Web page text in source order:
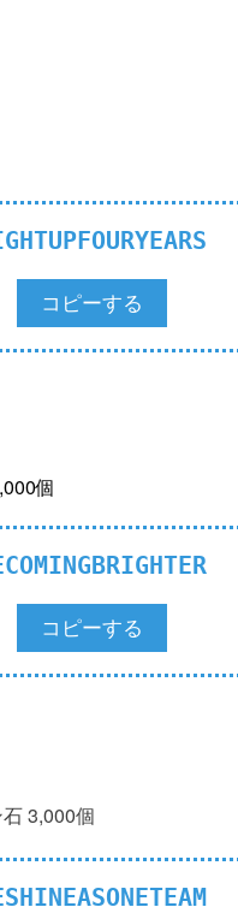
コピーする
個
コピーする
3,000個